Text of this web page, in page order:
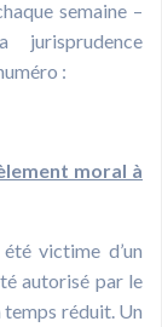
semaine –
:
moral à
victime d’un
autorisé par le
réduit. Un